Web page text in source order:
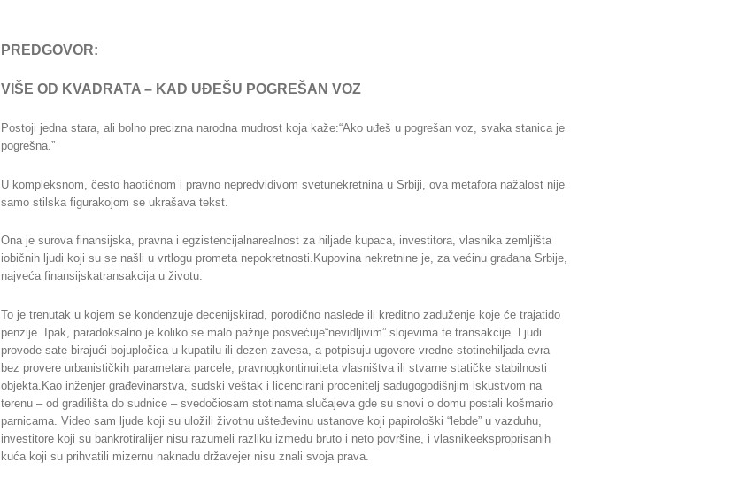
PREDGOVOR:
VIŠE OD KVADRATA – KAD UĐEŠU POGREŠAN VOZ
Postoji jedna stara, ali bolno precizna narodna mudrost koja kaže:“Ako uđeš u pogrešan voz, svaka stanica je
pogrešna.”
U kompleksnom, često haotičnom i pravno nepredvidivom svetunekretnina u Srbiji, ova metafora nažalost nije
samo stilska figurakojom se ukrašava tekst.
Ona je surova finansijska, pravna i egzistencijalnarealnost za hiljade kupaca, investitora, vlasnika zemljišta
iobičnih ljudi koji su se našli u vrtlogu prometa nepokretnosti.Kupovina nekretnine je, za većinu građana Srbije,
najveća finansijskatransakcija u životu.
To je trenutak u kojem se kondenzuje decenijskirad, porodično nasleđe ili kreditno zaduženje koje će trajatido
penzije. Ipak, paradoksalno je koliko se malo pažnje posvećuje“nevidljivim” slojevima te transakcije. Ljudi
provode sate birajući bojupločica u kupatilu ili dezen zavesa, a potpisuju ugovore vredne stotinehiljada evra
bez provere urbanističkih parametara parcele, pravnogkontinuiteta vlasništva ili stvarne statičke stabilnosti
objekta.Kao inženjer građevinarstva, sudski veštak i licencirani procenitelj sadugogodišnjim iskustvom na
terenu – od gradilišta do sudnice – svedočiosam stotinama slučajeva gde su snovi o domu postali košmario
parnicama. Video sam ljude koji su uložili životnu ušteđevinu ustanove koji papirološki “lebde” u vazduhu,
investitore koji su bankrotiralijer nisu razumeli razliku između bruto i neto površine, i vlasnikeeksproprisanih
kuća koji su prihvatili mizernu naknadu državejer nisu znali svoja prava.